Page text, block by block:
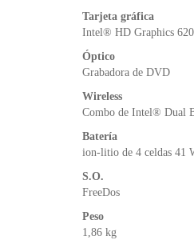
Tarjeta gráfica
Intel® HD Graphics 620
Óptico
Grabadora de DVD
Wireless
Combo de Intel® Dual
Batería
ion-litio de 4 celdas 41
S.O.
FreeDos
Peso
1,86 kg